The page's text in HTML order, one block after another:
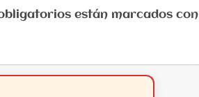
están marcados con